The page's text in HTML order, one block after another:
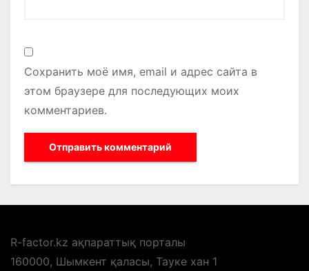
Сохранить моё имя, email и адрес сайта в
этом браузере для последующих моих
комментариев.
R-factor.kz ақпараттық порталы
160000, Шымкент қаласы, Тауке хан 1